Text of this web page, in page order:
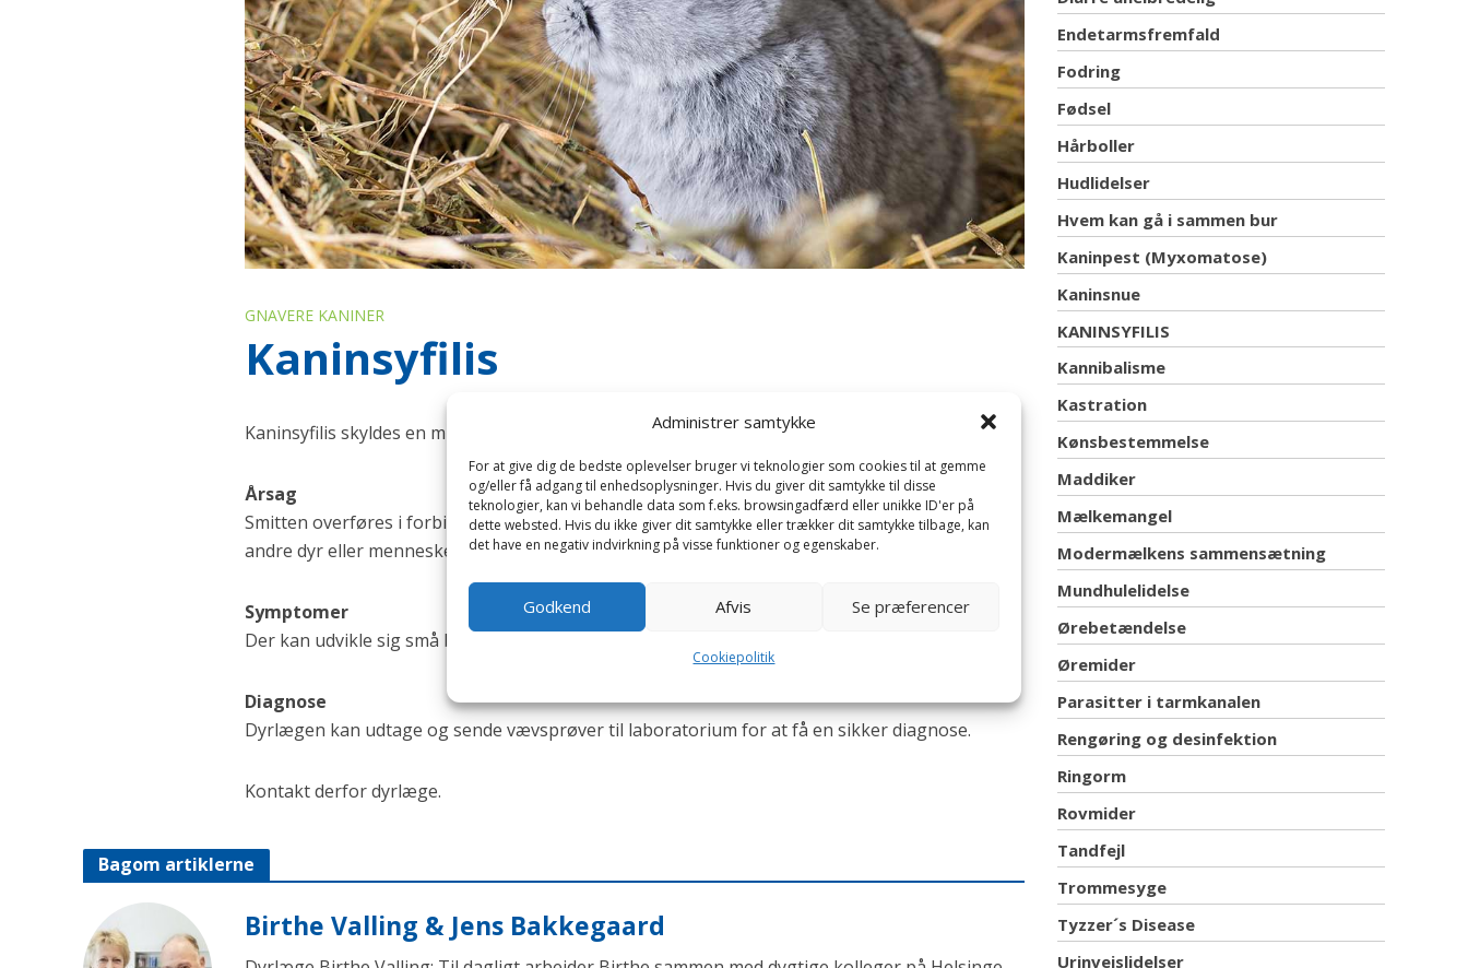
Administrer samtykke
For at give dig de bedste oplevelser bruger vi teknologier som cookies til at gemme
og/eller få adgang til enhedsoplysninger. Hvis du giver dit samtykke til disse
teknologier, kan vi behandle data som f.eks. browsingadfærd eller unikke ID'er på
dette websted. Hvis du ikke giver dit samtykke eller trækker dit samtykke tilbage, kan
det have en negativ indvirkning på visse funktioner og egenskaber.
Godkend Afvis Se præferencer
Cookiepolitik
GNAVERE KANINER
Kaninsyfilis
Kaninsyfilis skyldes en mikroorganisme, der hedder Treponema Cuniculi.
Årsag
Smitten overføres i forbindelse med parring og fødsel. Sygdommen kan ikke overføres til
andre dyr eller mennesker.
Symptomer
Der kan udvikle sig små blærer og småsår på de ydre kønsorganer, snude, læber og øjenlåg.
Diagnose
Dyrlægen kan udtage og sende vævsprøver til laboratorium for at få en sikker diagnose.
Kontakt derfor dyrlæge.
Bagom artiklerne
Birthe Valling & Jens Bakkegaard
Endetarmsfremfald
Fodring
Fødsel
Hårboller
Hudlidelser
Hvem kan gå i sammen bur
Kaninpest (Myxomatose)
Kaninsnue
KANINSYFILIS
Kannibalisme
Kastration
Kønsbestemmelse
Maddiker
Mælkemangel
Modermælkens sammensætning
Mundhulelidelse
Ørebetændelse
Øremider
Parasitter i tarmkanalen
Rengøring og desinfektion
Ringorm
Rovmider
Tandfejl
Trommesyge
Tyzzer´s Disease
Urinvejslidelser